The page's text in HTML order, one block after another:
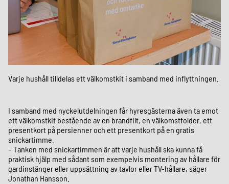
Varje hushåll tilldelas ett välkomstkit i samband med inflyttningen.
I samband med nyckelutdelningen får hyresgästerna även ta emot
ett välkomstkit bestående av en brandfilt, en välkomstfolder, ett
presentkort på persienner och ett presentkort på en gratis
snickartimme.
– Tanken med snickartimmen är att varje hushåll ska kunna få
praktisk hjälp med sådant som exempelvis montering av hållare för
gardinstänger eller uppsättning av tavlor eller TV-hållare, säger
Jonathan Hansson.